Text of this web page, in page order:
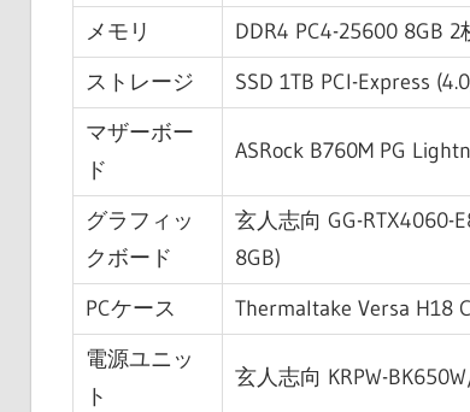
メモリ
DDR4 PC4-25600 8GB 2
ストレージ
SSD 1TB PCI-Express
マザーボー
ド
ASRock B760M PG
グラフィッ
クボード
玄人志向 GG-RTX4060-
8GB)
PCケース
Thermaltake Versa H18
電源ユニッ
ト
玄人志向 KRPW-